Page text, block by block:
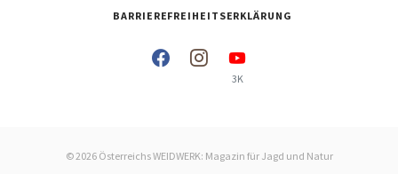
BARRIEREFREIHEITSERKLÄRUNG
3K
© 2026 Österreichs WEIDWERK: Magazin für Jagd und Natur